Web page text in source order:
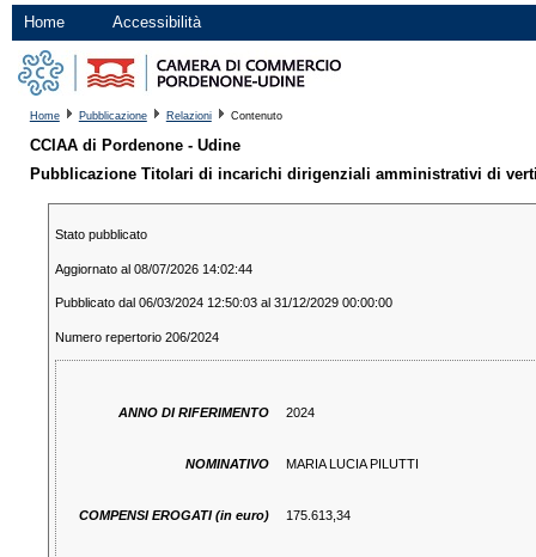
Home Accessibilità
Home Pubblicazione Relazioni Contenuto
CCIAA di Pordenone - Udine
Pubblicazione Titolari di incarichi dirigenziali amministrativi di
Stato pubblicato
Aggiornato al 08/07/2026 14:02:44
Pubblicato dal 06/03/2024 12:50:03 al 31/12/2029 00:00:00
Numero repertorio 206/2024
ANNO DI RIFERIMENTO 2024
NOMINATIVO MARIA LUCIA PILUTTI
COMPENSI EROGATI (in euro) 175.613,34